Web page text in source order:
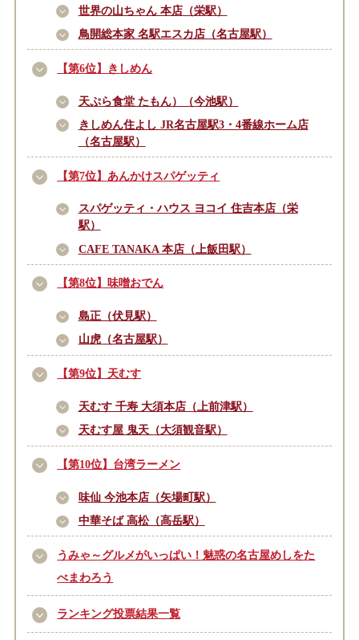
世界の山ちゃん 本店（栄駅）
鳥開総本家 名駅エスカ店（名古屋駅）
【第6位】きしめん
天ぷら食堂 たもん）（今池駅）
きしめん住よし JR名古屋駅3・4番線ホーム店
（名古屋駅）
【第7位】あんかけスパゲッティ
スパゲッティ・ハウス ヨコイ 住吉本店（栄
駅）
CAFE TANAKA 本店（上飯田駅）
【第8位】味噌おでん
島正（伏見駅）
山虎（名古屋駅）
【第9位】天むす
天むす 千寿 大須本店（上前津駅）
天むす屋 鬼天（大須観音駅）
【第10位】台湾ラーメン
味仙 今池本店（矢場町駅）
中華そば 高松（高岳駅）
うみゃ～グルメがいっぱい！魅惑の名古屋めしをた
べまわろう
ランキング投票結果一覧